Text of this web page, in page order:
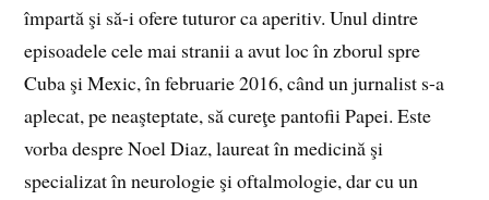
împartă şi să-i ofere tuturor ca aperitiv. Unul dintre
episoadele cele mai stranii a avut loc în zborul spre
Cuba şi Mexic, în februarie 2016, când un jurnalist s-a
aplecat, pe neaşteptate, să cureţe pantofii Papei. Este
vorba despre Noel Diaz, laureat în medicină şi
specializat în neurologie şi oftalmologie, dar cu un